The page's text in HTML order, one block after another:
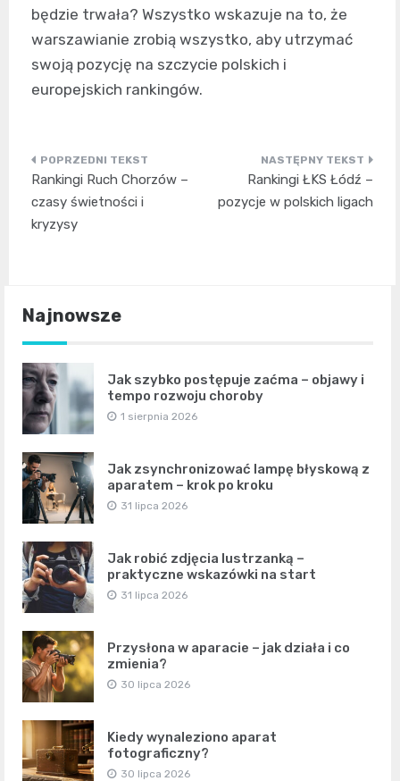
będzie trwała? Wszystko wskazuje na to, że
warszawianie zrobią wszystko, aby utrzymać
swoją pozycję na szczycie polskich i
europejskich rankingów.
Nawigacja
wpisu
Rankingi Ruch Chorzów –
czasy świetności i
kryzysy
Rankingi ŁKS Łódź –
pozycje w polskich ligach
Najnowsze
Jak szybko postępuje zaćma – objawy i
tempo rozwoju choroby
1 sierpnia 2026
Jak zsynchronizować lampę błyskową z
aparatem – krok po kroku
31 lipca 2026
Jak robić zdjęcia lustrzanką –
praktyczne wskazówki na start
31 lipca 2026
Przysłona w aparacie – jak działa i co
zmienia?
30 lipca 2026
Kiedy wynaleziono aparat
fotograficzny?
30 lipca 2026